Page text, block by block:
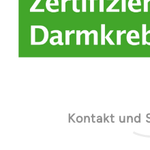
Kontakt und